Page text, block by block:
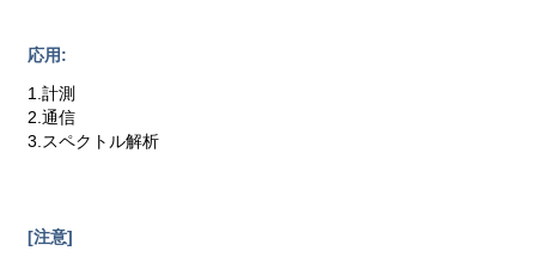
応用:
1.計測
2.通信
3.スペクトル解析
[注意]